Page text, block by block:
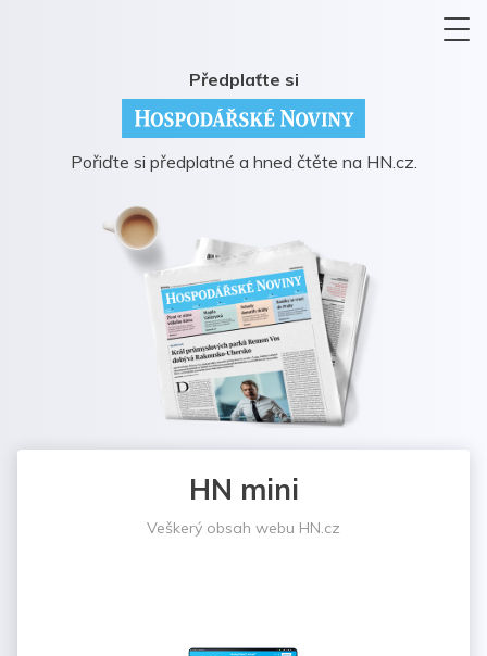
Předplaťte si
Pořiďte si předplatné a hned čtěte na HN.cz.
HN mini
Veškerý obsah webu HN.cz